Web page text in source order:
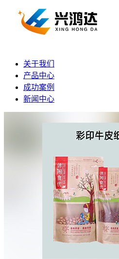
关于我们
产品中心
成功案例
新闻中心